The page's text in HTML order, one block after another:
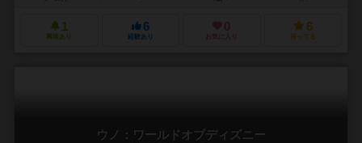
1
興味あり
6
経験あり
0
お気に入り
6
持ってる
ウノ：ワールドオブディズニー